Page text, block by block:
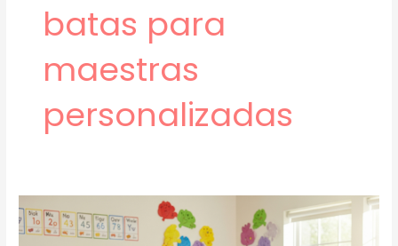
batas para
maestras
personalizadas
Batas
para